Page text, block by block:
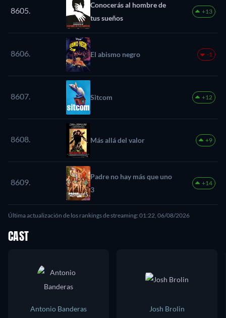
8605.
Conocerás al hombre de
tus sueños
+13
8606. El abismo negro -1
8607. Sitcom +12
8608. Más allá del valor +9
8609.
Padre no hay más que uno
3
+14
Última actualización de los rankings de streaming: 01:22, 06/08/2026
CAST
Antonio Banderas
Josh Brolin